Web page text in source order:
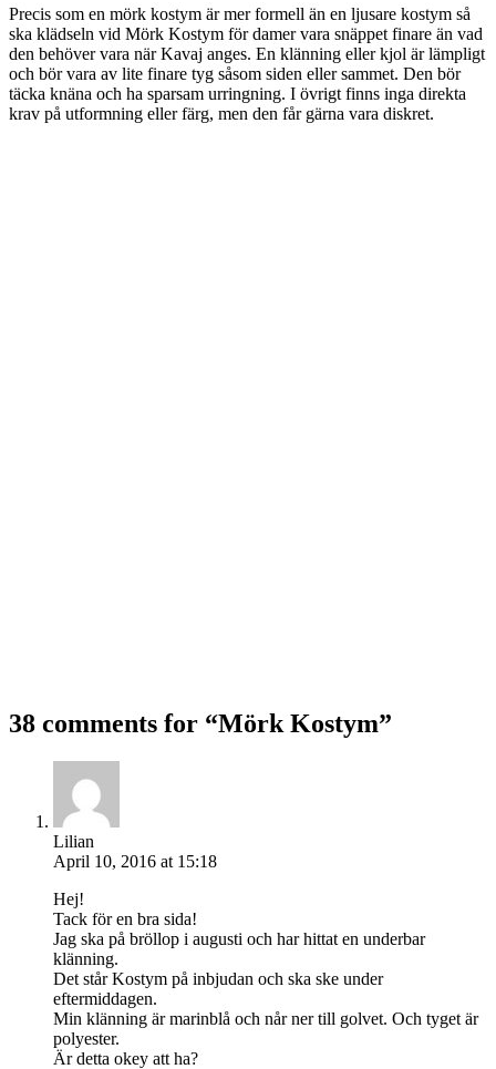
Precis som en mörk kostym är mer formell än en ljusare kostym så
ska klädseln vid Mörk Kostym för damer vara snäppet finare än vad
den behöver vara när Kavaj anges. En klänning eller kjol är lämpligt
och bör vara av lite finare tyg såsom siden eller sammet. Den bör
täcka knäna och ha sparsam urringning. I övrigt finns inga direkta
krav på utformning eller färg, men den får gärna vara diskret.
38 comments for “Mörk Kostym”
Lilian
April 10, 2016 at 15:18
Hej!
Tack för en bra sida!
Jag ska på bröllop i augusti och har hittat en underbar
klänning.
Det står Kostym på inbjudan och ska ske under
eftermiddagen.
Min klänning är marinblå och når ner till golvet. Och tyget är
polyester.
Är detta okey att ha?